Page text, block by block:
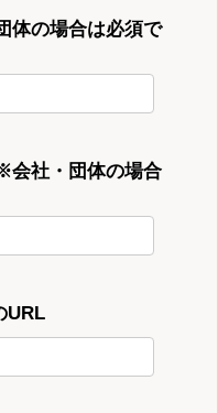
体の場合は必須で
会社・団体の場合
URL